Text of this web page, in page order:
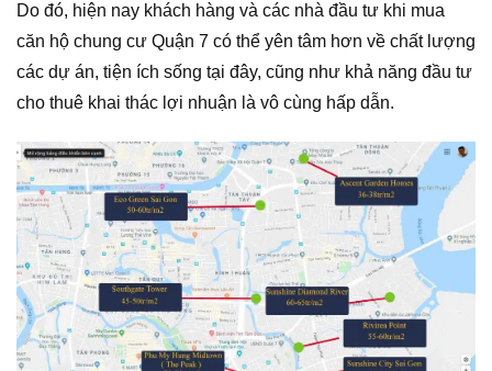
Do đó, hiện nay khách hàng và các nhà đầu tư khi mua
căn hộ chung cư Quận 7 có thể yên tâm hơn về chất lượng
các dự án, tiện ích sống tại đây, cũng như khả năng đầu tư
cho thuê khai thác lợi nhuận là vô cùng hấp dẫn.